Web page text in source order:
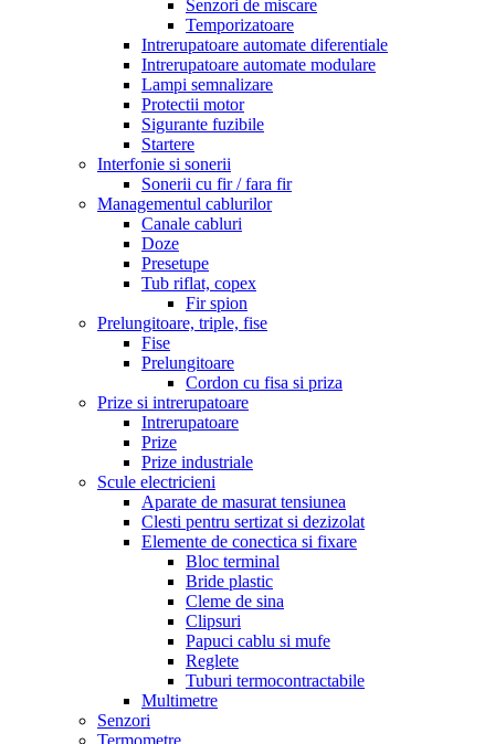
Senzori de miscare
Temporizatoare
Intrerupatoare automate diferentiale
Intrerupatoare automate modulare
Lampi semnalizare
Protectii motor
Sigurante fuzibile
Startere
Interfonie si sonerii
Sonerii cu fir / fara fir
Managementul cablurilor
Canale cabluri
Doze
Presetupe
Tub riflat, copex
Fir spion
Prelungitoare, triple, fise
Fise
Prelungitoare
Cordon cu fisa si priza
Prize si intrerupatoare
Intrerupatoare
Prize
Prize industriale
Scule electricieni
Aparate de masurat tensiunea
Clesti pentru sertizat si dezizolat
Elemente de conectica si fixare
Bloc terminal
Bride plastic
Cleme de sina
Clipsuri
Papuci cablu si mufe
Reglete
Tuburi termocontractabile
Multimetre
Senzori
Termometre